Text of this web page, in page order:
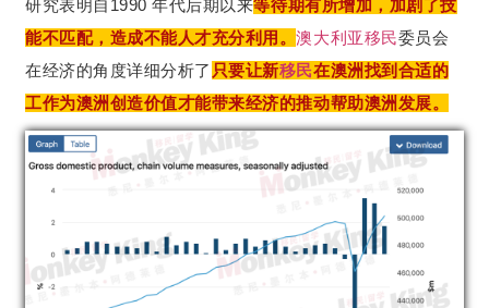
研究表明自1990 年代后期以来等待期有所增加，加剧了技
能不匹配，造成不能人才充分利用。澳大利亚移民委员会
在经济的角度详细分析了 只要让新移民在澳洲找到合适的
工作为澳洲创造价值才能带来经济的推动帮助澳洲发展。